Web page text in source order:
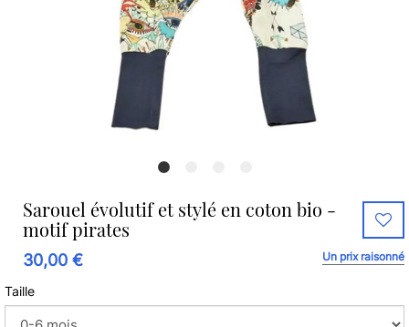
Sarouel évolutif et stylé en coton bio -
motif pirates
30,00 € Un prix raisonné
Taille